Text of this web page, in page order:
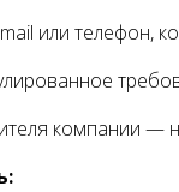
или телефон,
компании —